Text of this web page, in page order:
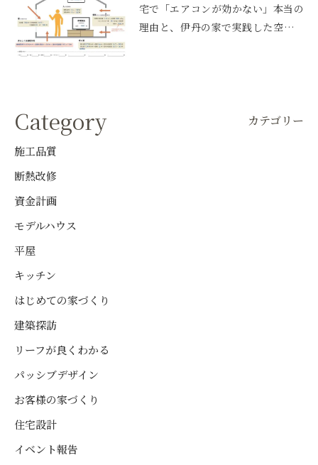
宅で「エアコンが効かない」本当の
理由と、伊丹の家で実践した空調設
Category カテゴリー
施工品質
断熱改修
資金計画
モデルハウス
平屋
キッチン
はじめての家づくり
建築探訪
リーフが良くわかる
パッシブデザイン
お客様の家づくり
住宅設計
イベント報告